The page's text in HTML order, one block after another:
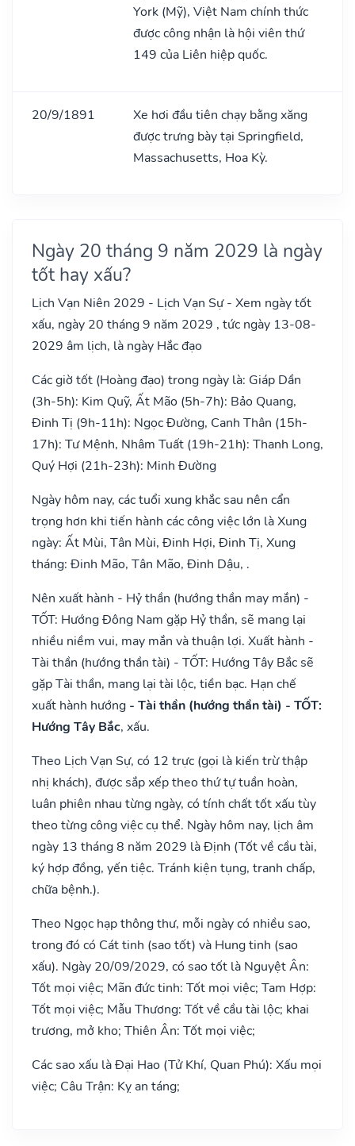
York (Mỹ), Việt Nam chính thức
được công nhận là hội viên thứ
149 của Liên hiệp quốc.
20/9/1891
Xe hơi đầu tiên chạy bằng xăng
được trưng bày tại Springfield,
Massachusetts, Hoa Kỳ.
Ngày 20 tháng 9 năm 2029 là ngày
tốt hay xấu?
Lịch Vạn Niên 2029 - Lịch Vạn Sự - Xem ngày tốt
xấu, ngày 20 tháng 9 năm 2029 , tức ngày 13-08-
2029 âm lịch, là ngày Hắc đạo
Các giờ tốt (Hoàng đạo) trong ngày là: Giáp Dần
(3h-5h): Kim Quỹ, Ất Mão (5h-7h): Bảo Quang,
Đinh Tị (9h-11h): Ngọc Đường, Canh Thân (15h-
17h): Tư Mệnh, Nhâm Tuất (19h-21h): Thanh Long,
Quý Hợi (21h-23h): Minh Đường
Ngày hôm nay, các tuổi xung khắc sau nên cẩn
trọng hơn khi tiến hành các công việc lớn là Xung
ngày: Ất Mùi, Tân Mùi, Đinh Hợi, Đinh Tị, Xung
tháng: Đinh Mão, Tân Mão, Đinh Dậu, .
Nên xuất hành - Hỷ thần (hướng thần may mắn) -
TỐT: Hướng Đông Nam gặp Hỷ thần, sẽ mang lại
nhiều niềm vui, may mắn và thuận lợi. Xuất hành -
Tài thần (hướng thần tài) - TỐT: Hướng Tây Bắc sẽ
gặp Tài thần, mang lại tài lộc, tiền bạc. Hạn chế
xuất hành hướng - Tài thần (hướng thần tài) - TỐT:
Hướng Tây Bắc, xấu.
Theo Lịch Vạn Sự, có 12 trực (gọi là kiến trừ thập
nhị khách), được sắp xếp theo thứ tự tuần hoàn,
luân phiên nhau từng ngày, có tính chất tốt xấu tùy
theo từng công việc cụ thể. Ngày hôm nay, lịch âm
ngày 13 tháng 8 năm 2029 là Định (Tốt về cầu tài,
ký hợp đồng, yến tiệc. Tránh kiện tụng, tranh chấp,
chữa bệnh.).
Theo Ngọc hạp thông thư, mỗi ngày có nhiều sao,
trong đó có Cát tinh (sao tốt) và Hung tinh (sao
xấu). Ngày 20/09/2029, có sao tốt là Nguyệt Ân:
Tốt mọi việc; Mãn đức tinh: Tốt mọi việc; Tam Hợp:
Tốt mọi việc; Mẫu Thương: Tốt về cầu tài lộc; khai
trương, mở kho; Thiên Ân: Tốt mọi việc;
Các sao xấu là Đại Hao (Tử Khí, Quan Phú): Xấu mọi
việc; Câu Trận: Kỵ an táng;